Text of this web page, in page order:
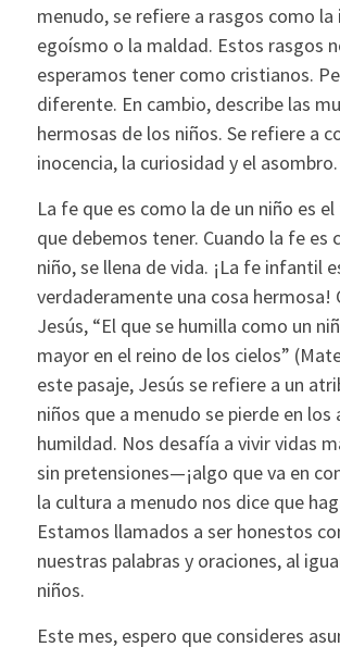
menudo, se refiere a rasgos como la
egoísmo o la maldad. Estos rasgos
esperamos tener como cristianos.
diferente. En cambio, describe las
hermosas de los niños. Se refiere a
inocencia, la curiosidad y el asombro.
La fe que es como la de un niño es
que debemos tener. Cuando la fe es
niño, se llena de vida. ¡La fe infantil
verdaderamente una cosa hermosa!
Jesús, “El que se humilla como un
mayor en el reino de los cielos”
este pasaje, Jesús se refiere a un
niños que a menudo se pierde en los
humildad. Nos desafía a vivir vidas
sin pretensiones—¡algo que va en
la cultura a menudo nos dice que
Estamos llamados a ser honestos
nuestras palabras y oraciones, al
niños.
Este mes, espero que consideres